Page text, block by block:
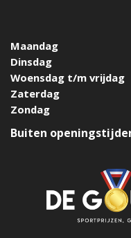
Maandag
Dinsdag
Woensdag t/m vrijdag
Zaterdag
Zondag
Buiten